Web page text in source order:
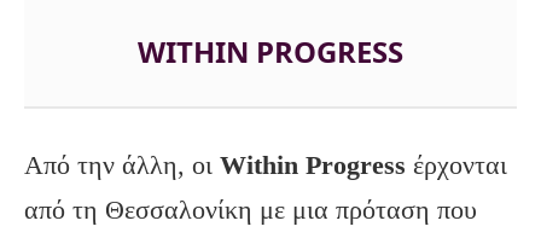
WITHIN PROGRESS
Από την άλλη, οι Within Progress έρχονται
από τη Θεσσαλονίκη με μια πρόταση που